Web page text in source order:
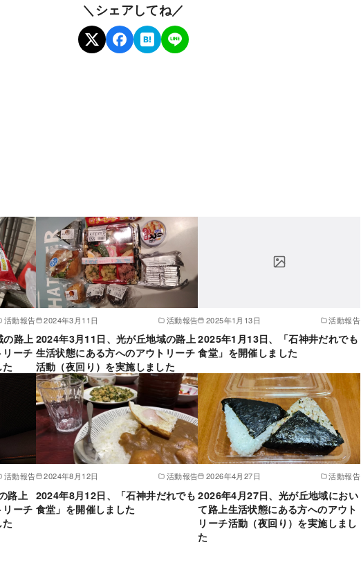
＼シェアしてね／
活動報告
路上
ーチ
2024年3月11日 活動報告
2024年3月11日、光が丘地域の路上
生活状態にある方へのアウトリーチ
活動（夜回り）を実施しました
2025年1月13日 活動報告
2025年1月13日、「石神井だれでも
食堂」を開催しました
活動報告
路上
ーチ
2024年8月12日 活動報告
2024年8月12日、「石神井だれでも
食堂」を開催しました
2026年4月27日 活動報告
2026年4月27日、光が丘地域におい
て路上生活状態にある方へのアウト
リーチ活動（夜回り）を実施しまし
た